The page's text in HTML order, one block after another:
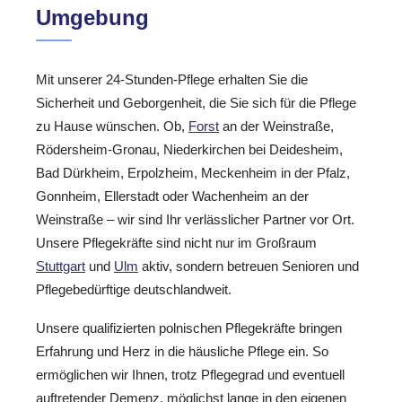
Umgebung
Mit unserer 24-Stunden-Pflege erhalten Sie die
Sicherheit und Geborgenheit, die Sie sich für die Pflege
zu Hause wünschen. Ob, Forst an der Weinstraße,
Rödersheim-Gronau, Niederkirchen bei Deidesheim,
Bad Dürkheim, Erpolzheim, Meckenheim in der Pfalz,
Gonnheim, Ellerstadt oder Wachenheim an der
Weinstraße – wir sind Ihr verlässlicher Partner vor Ort.
Unsere Pflegekräfte sind nicht nur im Großraum
Stuttgart und Ulm aktiv, sondern betreuen Senioren und
Pflegebedürftige deutschlandweit.
Unsere qualifizierten polnischen Pflegekräfte bringen
Erfahrung und Herz in die häusliche Pflege ein. So
ermöglichen wir Ihnen, trotz Pflegegrad und eventuell
auftretender Demenz, möglichst lange in den eigenen